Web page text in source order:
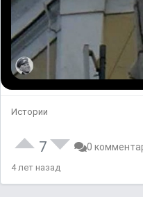
Истории
7 0
4 лет назад